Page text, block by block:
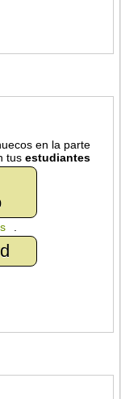
en la parte
tusestudiantes